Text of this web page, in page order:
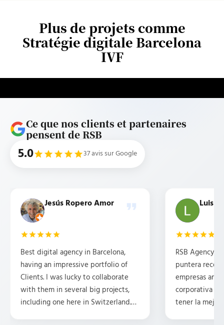
Plus de projets comme
Stratégie digitale Barcelona
IVF
Ce que nos clients et partenaires
pensent de RSB
5.0 37 avis sur Google
Jesús Ropero Amor
Best digital agency in Barcelona,
having an impressive portfolio of
Clients. I was lucky to collaborate
with them in several big projects,
including one here in Switzerland.
Luis
RSB Agency
puntera
empresas
corporativa y
tener la mejor